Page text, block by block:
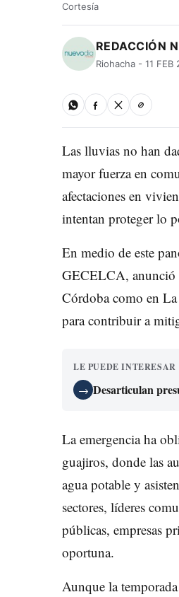
Cortesía
REDACCIÓN
Riohacha - 11
Las lluvias no han
mayor fuerza en
afectaciones en
intentan proteger lo
En medio de este
GECELCA, anunció
Córdoba como en
para contribuir a
LE PUEDE INTERESAR
→ Desarticulan
La emergencia ha
guajiros, donde las
agua potable y
sectores, líderes
públicas, empresas
oportuna.
Aunque la